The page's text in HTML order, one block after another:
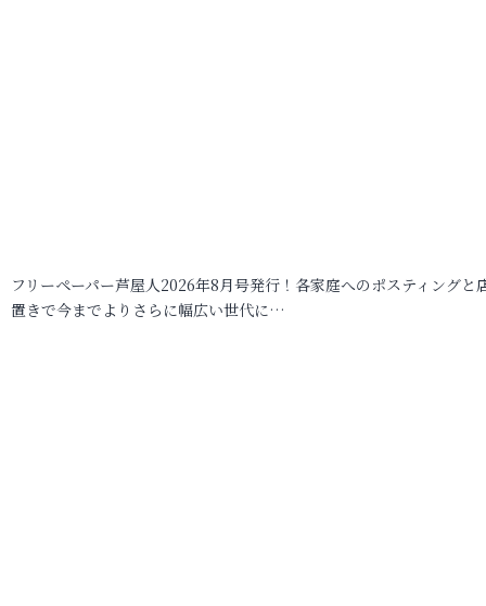
フリーペーパー芦屋人2026年8月号発行！各家庭へのポスティングと
置きで今までよりさらに幅広い世代に…